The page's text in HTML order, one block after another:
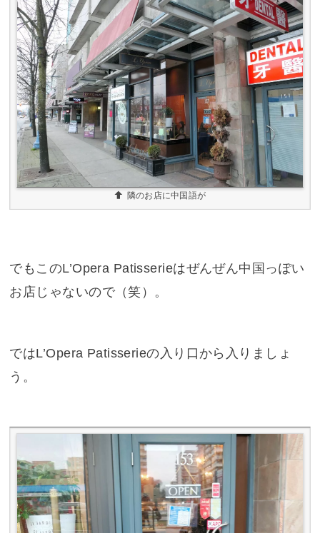
隣のお店に中国語が
でもこのL’Opera Patisserieはぜんぜん中国っぽい
お店じゃないので（笑）。
ではL’Opera Patisserieの入り口から入りましょ
う。